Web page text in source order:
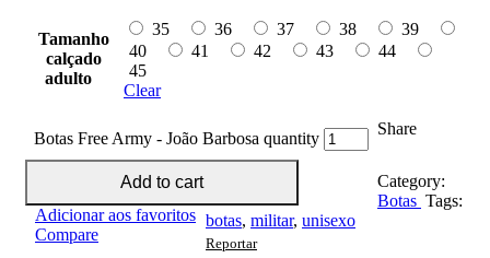
Tamanho
calçado
adulto
35 36 37 38
39
40
41 42 43
44
45
Clear
Botas Free Army - João Barbosa quantity
Add to cart
Adicionar aos favoritos
Compare
Share
Category:
Botas Tags:
botas, militar, unisexo
Reportar